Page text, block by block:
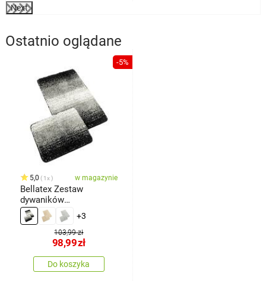
Next
Ostatnio oglądane
-5%
5,0 1x w magazynie
Bellatex Zestaw
dywaników
łazienkowych bez
wycięcia BANYSILVER
czarny, 60 x 100, 60 x 50
+3
103,99 zł
98,99zł
Do koszyka